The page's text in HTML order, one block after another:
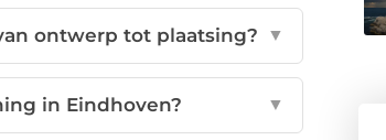
ontwerp tot plaatsing? ▼
in Eindhoven? ▼